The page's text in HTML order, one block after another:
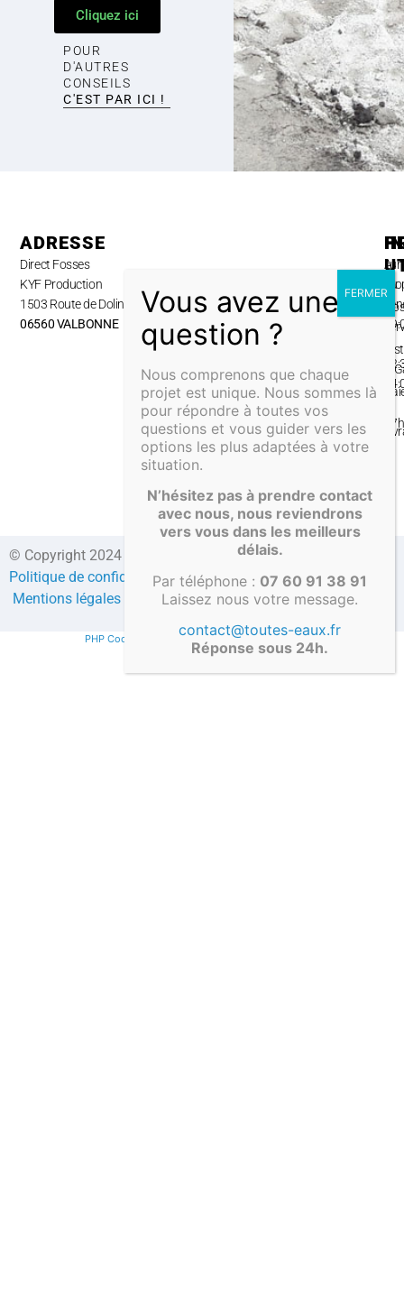
Cliquez ici
POUR
D'AUTRES
CONSEILS
C'EST PAR ICI !
ADRESSE
Direct Fosses
KYF Production
1503 Route de Dolines,
06560 VALBONNE
au
A
&
© Copyright 2024 Direct-fosses.com Tous droits réservés –
Politique de confidentialité –Formulaire de contact– CGV
Mentions légales
Compte client
PHP Code Snippets Powered By : XYZScripts.com
Nous comprenons que chaque
projet est unique. Nous sommes là
pour répondre à toutes vos
questions et vous guider vers les
options les plus adaptées à votre
situation.
N’hésitez pas à prendre contact
avec nous, nous reviendrons
vers vous dans les meilleurs
délais.
Par téléphone : 07 60 91 38 91
Laissez nous votre message.
contact@toutes-eaux.fr
Réponse sous 24h.